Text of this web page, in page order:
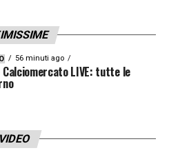
56 minuti ago
LIVE: tutte le
VIDEO